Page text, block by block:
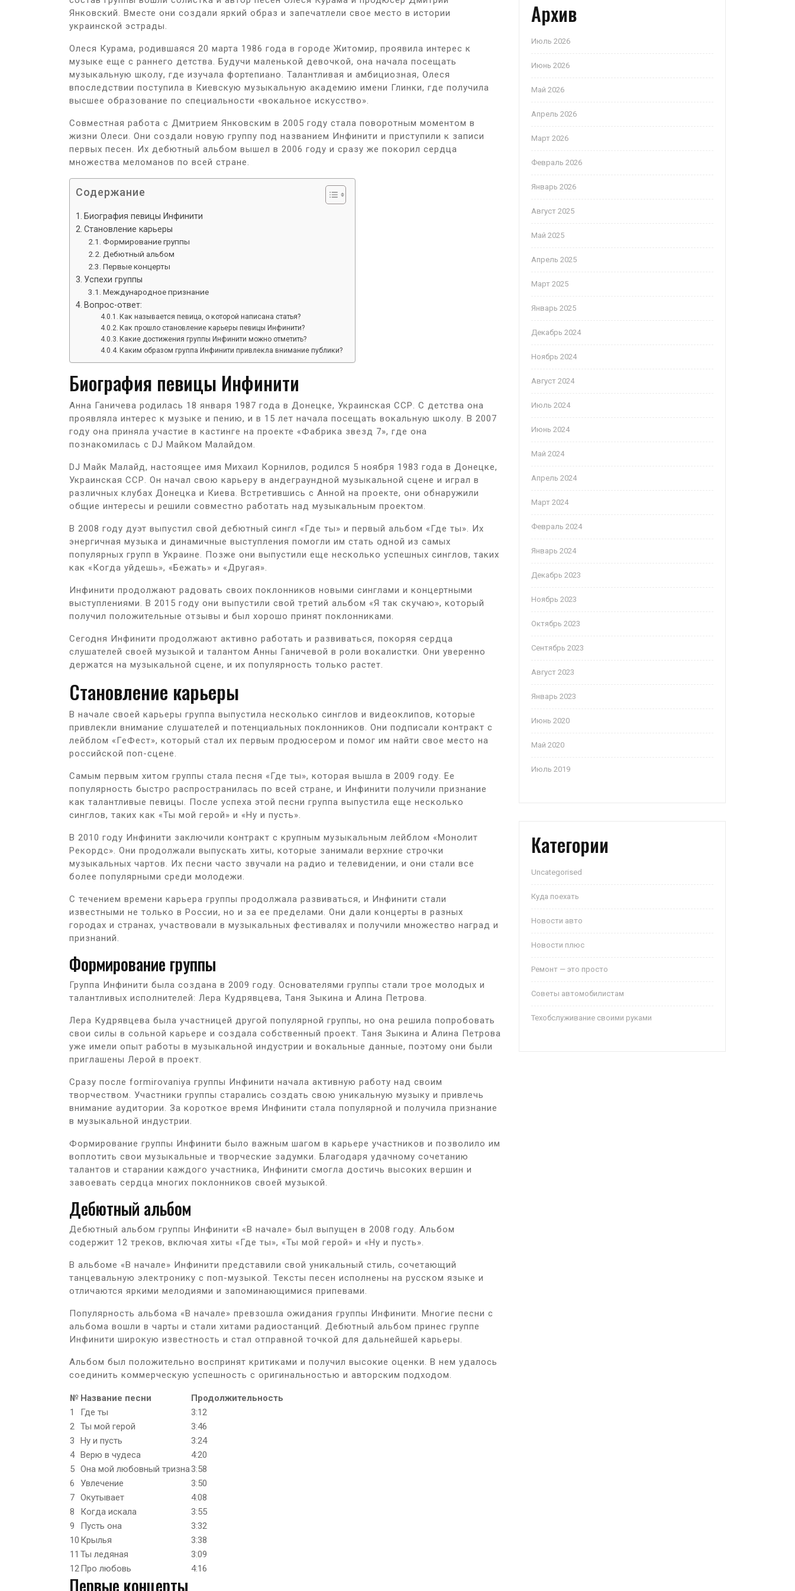
Янковский. Вместе они создали яркий образ и запечатлели свое место в истории
украинской эстрады.
Олеся Курама, родившаяся 20 марта 1986 года в городе Житомир, проявила интерес к
музыке еще с раннего детства. Будучи маленькой девочкой, она начала посещать
музыкальную школу, где изучала фортепиано. Талантливая и амбициозная, Олеся
впоследствии поступила в Киевскую музыкальную академию имени Глинки, где получила
высшее образование по специальности «вокальное искусство».
Совместная работа с Дмитрием Янковским в 2005 году стала поворотным моментом в
жизни Олеси. Они создали новую группу под названием Инфинити и приступили к записи
первых песен. Их дебютный альбом вышел в 2006 году и сразу же покорил сердца
множества меломанов по всей стране.
Содержание
Биография певицы Инфинити
Становление карьеры
Формирование группы
Дебютный альбом
Первые концерты
Успехи группы
Международное признание
Вопрос-ответ:
Как называется певица, о которой написана статья?
Как прошло становление карьеры певицы Инфинити?
Какие достижения группы Инфинити можно отметить?
Каким образом группа Инфинити привлекла внимание публики?
Биография певицы Инфинити
Анна Ганичева родилась 18 января 1987 года в Донецке, Украинская ССР. С детства она
проявляла интерес к музыке и пению, и в 15 лет начала посещать вокальную школу. В 2007
году она приняла участие в кастинге на проекте «Фабрика звезд 7», где она
познакомилась с DJ Майком Малайдом.
DJ Майк Малайд, настоящее имя Михаил Корнилов, родился 5 ноября 1983 года в Донецке,
Украинская ССР. Он начал свою карьеру в андеграундной музыкальной сцене и играл в
различных клубах Донецка и Киева. Встретившись с Анной на проекте, они обнаружили
общие интересы и решили совместно работать над музыкальным проектом.
В 2008 году дуэт выпустил свой дебютный сингл «Где ты» и первый альбом «Где ты». Их
энергичная музыка и динамичные выступления помогли им стать одной из самых
популярных групп в Украине. Позже они выпустили еще несколько успешных синглов, таких
как «Когда уйдешь», «Бежать» и «Другая».
Инфинити продолжают радовать своих поклонников новыми синглами и концертными
выступлениями. В 2015 году они выпустили свой третий альбом «Я так скучаю», который
получил положительные отзывы и был хорошо принят поклонниками.
Сегодня Инфинити продолжают активно работать и развиваться, покоряя сердца
слушателей своей музыкой и талантом Анны Ганичевой в роли вокалистки. Они уверенно
держатся на музыкальной сцене, и их популярность только растет.
Становление карьеры
В начале своей карьеры группа выпустила несколько синглов и видеоклипов, которые
привлекли внимание слушателей и потенциальных поклонников. Они подписали контракт с
лейблом «ГеФест», который стал их первым продюсером и помог им найти свое место на
российской поп-сцене.
Самым первым хитом группы стала песня «Где ты», которая вышла в 2009 году. Ее
популярность быстро распространилась по всей стране, и Инфинити получили признание
как талантливые певицы. После успеха этой песни группа выпустила еще несколько
синглов, таких как «Ты мой герой» и «Ну и пусть».
В 2010 году Инфинити заключили контракт с крупным музыкальным лейблом «Монолит
Рекордс». Они продолжали выпускать хиты, которые занимали верхние строчки
музыкальных чартов. Их песни часто звучали на радио и телевидении, и они стали все
более популярными среди молодежи.
С течением времени карьера группы продолжала развиваться, и Инфинити стали
известными не только в России, но и за ее пределами. Они дали концерты в разных
городах и странах, участвовали в музыкальных фестивалях и получили множество наград и
признаний.
Формирование группы
Группа Инфинити была создана в 2009 году. Основателями группы стали трое молодых и
талантливых исполнителей: Лера Кудрявцева, Таня Зыкина и Алина Петрова.
Лера Кудрявцева была участницей другой популярной группы, но она решила попробовать
свои силы в сольной карьере и создала собственный проект. Таня Зыкина и Алина Петрова
уже имели опыт работы в музыкальной индустрии и вокальные данные, поэтому они были
приглашены Лерой в проект.
Сразу после formirovaniya группы Инфинити начала активную работу над своим
творчеством. Участники группы старались создать свою уникальную музыку и привлечь
внимание аудитории. За короткое время Инфинити стала популярной и получила признание
в музыкальной индустрии.
Формирование группы Инфинити было важным шагом в карьере участников и позволило им
воплотить свои музыкальные и творческие задумки. Благодаря удачному сочетанию
талантов и старании каждого участника, Инфинити смогла достичь высоких вершин и
завоевать сердца многих поклонников своей музыкой.
Дебютный альбом
Дебютный альбом группы Инфинити «В начале» был выпущен в 2008 году. Альбом
содержит 12 треков, включая хиты «Где ты», «Ты мой герой» и «Ну и пусть».
В альбоме «В начале» Инфинити представили свой уникальный стиль, сочетающий
танцевальную электронику с поп-музыкой. Тексты песен исполнены на русском языке и
отличаются яркими мелодиями и запоминающимися припевами.
Популярность альбома «В начале» превзошла ожидания группы Инфинити. Многие песни с
альбома вошли в чарты и стали хитами радиостанций. Дебютный альбом принес группе
Инфинити широкую известность и стал отправной точкой для дальнейшей карьеры.
Альбом был положительно воспринят критиками и получил высокие оценки. В нем удалось
соединить коммерческую успешность с оригинальностью и авторским подходом.
№ Название песни
Продолжительность
1
Где ты
3:12
2 Ты мой герой
3:46
3
Ну и пусть
3:24
4
Верю в чудеса
4:20
5 Она мой любовный тризна3:58
6
Увлечение
3:50
7 Окутывает
4:08
8
Когда искала
3:55
9
Пусть она
3:32
10 Крылья
3:38
11 Ты ледяная
3:09
12 Про любовь 4:16
Первые концерты
Архив
Июль 2026
Июнь 2026
Май 2026
Апрель 2026
Март 2026
Февраль 2026
Январь 2026
Август 2025
Май 2025
Апрель 2025
Март 2025
Январь 2025
Декабрь 2024
Ноябрь 2024
Август 2024
Июль 2024
Июнь 2024
Май 2024
Апрель 2024
Март 2024
Февраль 2024
Январь 2024
Декабрь 2023
Ноябрь 2023
Октябрь 2023
Сентябрь 2023
Август 2023
Январь 2023
Июнь 2020
Май 2020
Июль 2019
Категории
Uncategorised
Куда поехать
Новости авто
Новости плюс
Ремонт — это просто
Советы автомобилистам
Техобслуживание своими руками